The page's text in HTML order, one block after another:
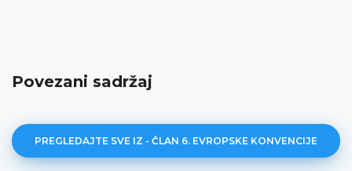
Povezani sadržaj
PREGLEDAJTE SVE IZ - ČLAN 6. EVROPSKE KONVENCIJE